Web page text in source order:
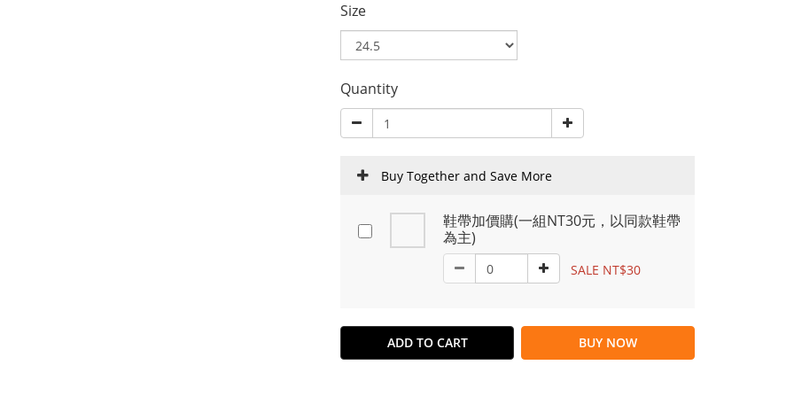
Size
Quantity
Buy Together and Save More
鞋帶加價購(一組NT30元，以同款鞋帶
為主)
SALE NT$30
ADD TO CART BUY NOW